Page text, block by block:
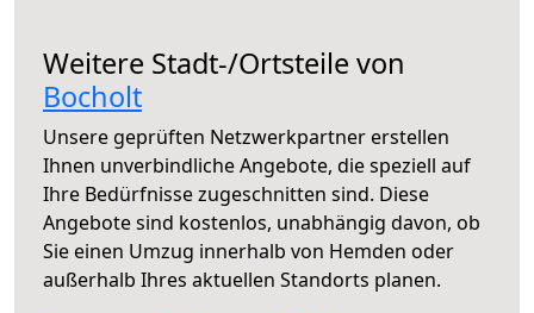
Weitere Stadt-/Ortsteile von
Bocholt
Unsere geprüften Netzwerkpartner erstellen
Ihnen unverbindliche Angebote, die speziell auf
Ihre Bedürfnisse zugeschnitten sind. Diese
Angebote sind kostenlos, unabhängig davon, ob
Sie einen Umzug innerhalb von Hemden oder
außerhalb Ihres aktuellen Standorts planen.